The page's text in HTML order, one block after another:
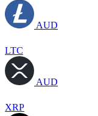
AUD
LTC
AUD
XRP